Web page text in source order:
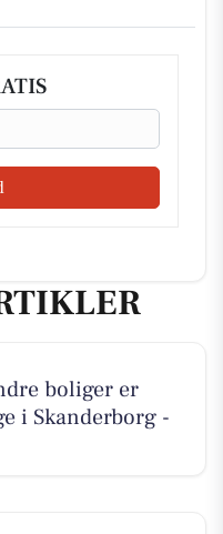
boliger er
i Skanderborg -